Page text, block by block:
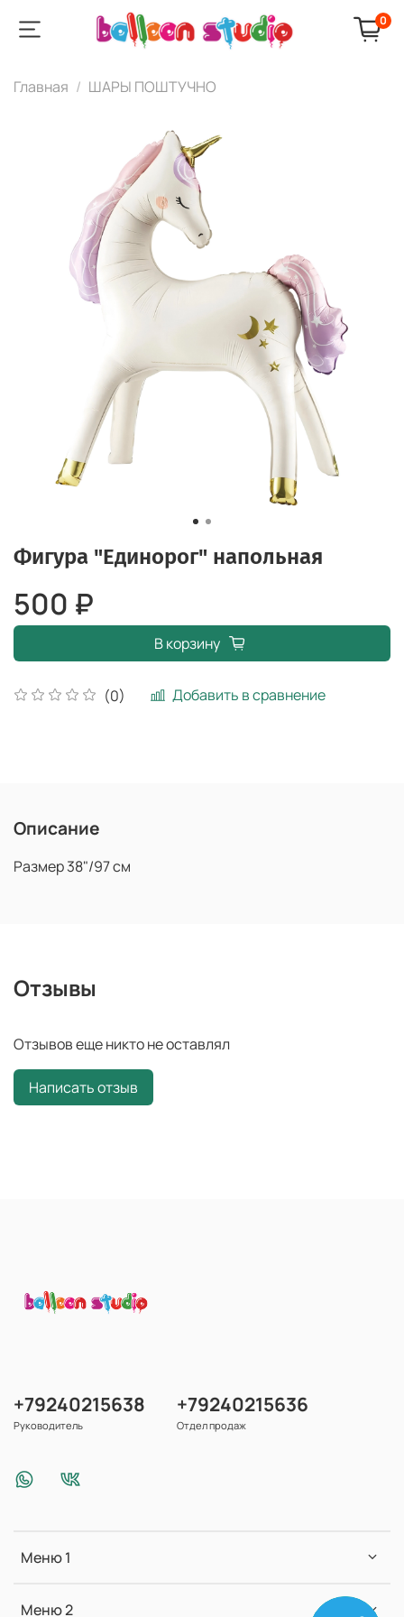
0
Главная ШАРЫ ПОШТУЧНО
Фигура "Единорог" напольная
(0) Добавить в сравнение
500 ₽
В корзину
Описание
Размер 38"/97 см
Отзывы
Отзывов еще никто не оставлял
Написать отзыв
Меню 1
Меню 2
+79240215638
Руководитель
+79240215636
Отдел продаж